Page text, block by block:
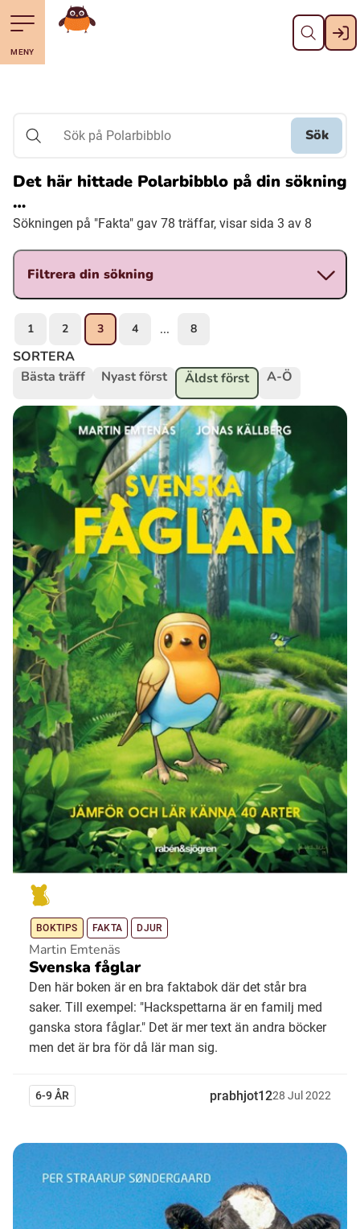
Till navigering av sidans innehåll
Hoppa till sidans huvudinnehåll Stäng
Åarjelsaemiengïele (Sydsamiska)
Davvisámegiella (Nordsamiska)
Bidumsámegiella (Pitesamiska)
Ubmejesámiengiälla (Umesamiska)
Kaale (Romska)
Arli (Romska)
Resanderomani (Romska)
Kelderash (Romska)
Lovari (Romska)
MENY
Gå till startsidan
Sök på Polarbibblo
Sök
Det här hittade Polarbibblo på din sökning
…
Sökningen på "Fakta" gav 78 träffar, visar sida 3 av 8
Filtrera din sökning
1 2 3 4 ... 8
SORTERA
Bästa träff
Nyast först Äldst först A-Ö
BOKTIPS FAKTA DJUR
Martin Emtenäs
Svenska fåglar
Den här boken är en bra faktabok där det står bra
saker. Till exempel: "Hackspettarna är en familj med
ganska stora fåglar." Det är mer text än andra böcker
men det är bra för då lär man sig.
6-9 ÅR prabhjot1228 Jul 2022